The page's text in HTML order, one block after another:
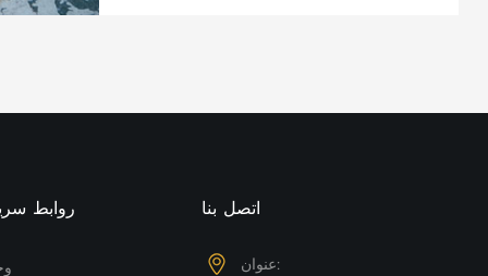
روابط اتصل بنا
عنوان: